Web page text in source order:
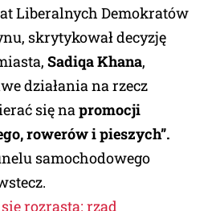
Liberalnych Demokratów
skrytykował decyzję
Sadiqa Khana,
działania na rzecz
się napromocji
rowerów i pieszych”.
samochodowego
rozrasta: rząd